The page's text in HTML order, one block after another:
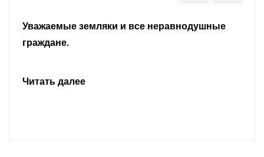
Уважаемые земляки и все неравнодушные
граждане.
Читать далее